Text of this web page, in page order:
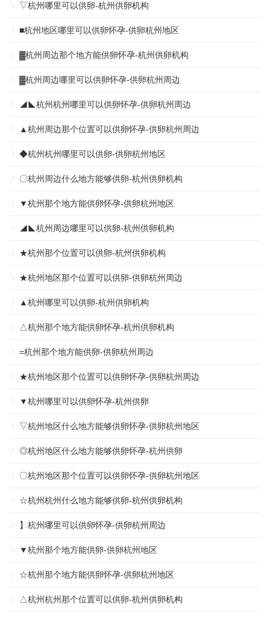
▽杭州哪里可以供卵-杭州供卵机构
■杭州地区哪里可以供卵怀孕-供卵杭州地区
▓杭州周边那个地方能供卵怀孕-杭州供卵机构
▓杭州周边哪里可以供卵怀孕-供卵杭州周边
◢◣杭州杭州哪里可以供卵怀孕-供卵杭州周边
▲杭州周边那个位置可以供卵怀孕-供卵杭州周边
◆杭州杭州哪里可以供卵-供卵杭州地区
〇杭州周边什么地方能够供卵-杭州供卵机构
▼杭州那个地方能供卵怀孕-供卵杭州地区
◢◣杭州周边哪里可以供卵-杭州供卵机构
★杭州那个位置可以供卵-杭州供卵机构
★杭州地区那个位置可以供卵-供卵杭州周边
▲杭州哪里可以供卵-杭州供卵机构
△杭州那个地方能供卵怀孕-杭州供卵机构
=杭州那个地方能供卵-供卵杭州周边
★杭州地区那个位置可以供卵怀孕-供卵杭州周边
▼杭州哪里可以供卵怀孕-杭州供卵
▽杭州地区什么地方能够供卵怀孕-供卵杭州地区
◎杭州地区什么地方能够供卵怀孕-杭州供卵
〇杭州地区那个位置可以供卵怀孕-供卵杭州地区
☆杭州杭州什么地方能够供卵-杭州供卵机构
】杭州哪里可以供卵怀孕-供卵杭州周边
▼杭州那个地方能供卵-供卵杭州地区
☆杭州那个地方能供卵怀孕-供卵杭州地区
△杭州杭州那个位置可以供卵-杭州供卵机构